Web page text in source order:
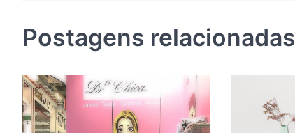
Postagens relacionadas